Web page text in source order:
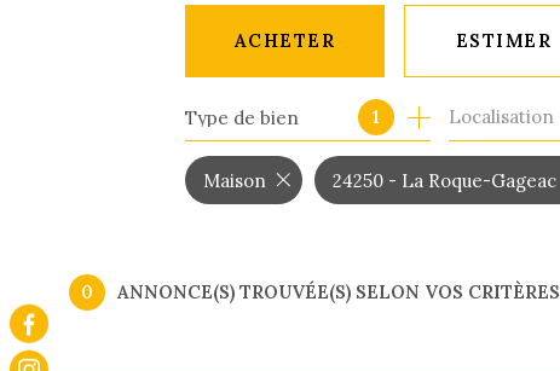
ACHETER
CLASSIQUE
DE L'IMMO PRO
ESTIMER
Type de bien 1 Localisation
Maison 24250 - La Roque-Gageac
0 ANNONCE(S) TROUVÉE(S) SELON VOS CRITÈRES